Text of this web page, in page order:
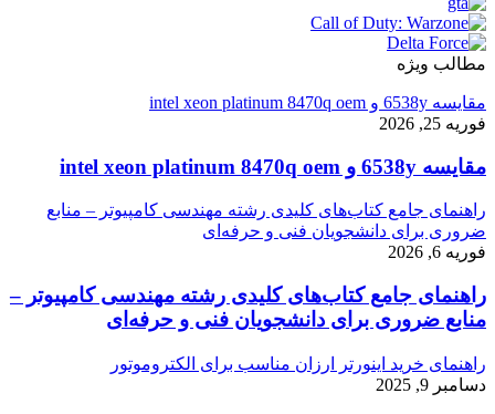
مطالب ویژه
مقایسه 6538y و intel xeon platinum 8470q oem
فوریه 25, 2026
مقایسه 6538y و intel xeon platinum 8470q oem
راهنمای جامع کتاب‌های کلیدی رشته مهندسی کامپیوتر – منابع
ضروری برای دانشجویان فنی و حرفه‌ای
فوریه 6, 2026
راهنمای جامع کتاب‌های کلیدی رشته مهندسی کامپیوتر –
منابع ضروری برای دانشجویان فنی و حرفه‌ای
راهنمای خرید اینورتر ارزان مناسب برای الکتروموتور
دسامبر 9, 2025